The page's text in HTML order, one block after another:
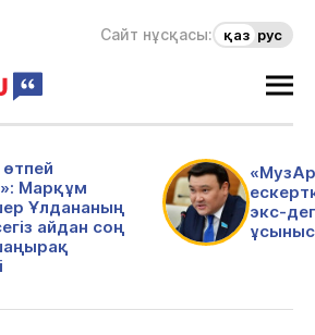
Сайт нұсқасы: қаз рус
Марқұм
Ұлдананың
айдан соң
экс-